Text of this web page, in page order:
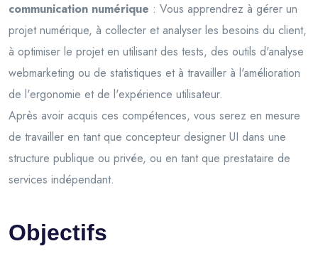
communication numérique : Vous apprendrez à gérer un
projet numérique, à collecter et analyser les besoins du client,
à optimiser le projet en utilisant des tests, des outils d'analyse
webmarketing ou de statistiques et à travailler à l'amélioration
de l'ergonomie et de l'expérience utilisateur.
Après avoir acquis ces compétences, vous serez en mesure
de travailler en tant que concepteur designer UI dans une
structure publique ou privée, ou en tant que prestataire de
services indépendant.
Objectifs